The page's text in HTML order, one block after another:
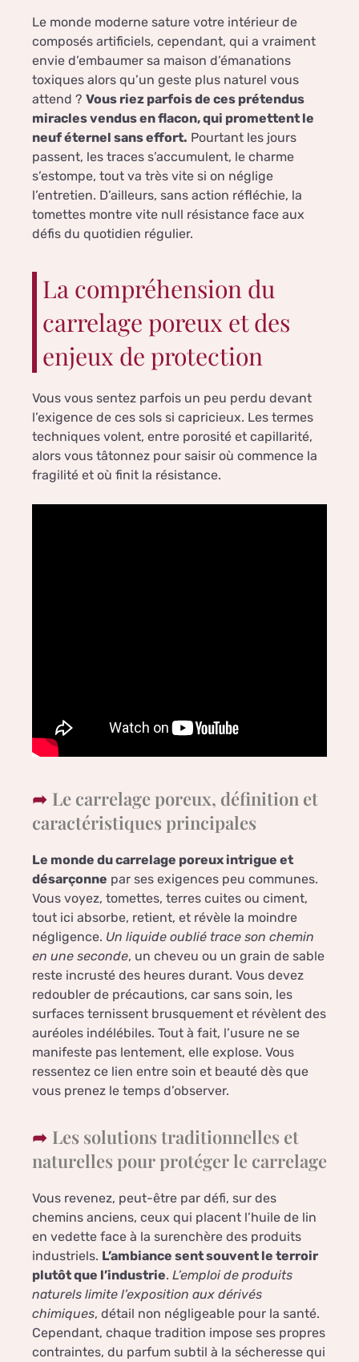
Le monde moderne sature votre intérieur de
composés artificiels, cependant, qui a vraiment
envie d’embaumer sa maison d’émanations
toxiques alors qu’un geste plus naturel vous
attend ? Vous riez parfois de ces prétendus
miracles vendus en flacon, qui promettent le
neuf éternel sans effort. Pourtant les jours
passent, les traces s’accumulent, le charme
s’estompe, tout va très vite si on néglige
l’entretien. D’ailleurs, sans action réfléchie, la
tomettes montre vite null résistance face aux
défis du quotidien régulier.
La compréhension du
carrelage poreux et des
enjeux de protection
Vous vous sentez parfois un peu perdu devant
l’exigence de ces sols si capricieux. Les termes
techniques volent, entre porosité et capillarité,
alors vous tâtonnez pour saisir où commence la
fragilité et où finit la résistance.
Le carrelage poreux, définition et
caractéristiques principales
Le monde du carrelage poreux intrigue et
désarçonne par ses exigences peu communes.
Vous voyez, tomettes, terres cuites ou ciment,
tout ici absorbe, retient, et révèle la moindre
négligence. Un liquide oublié trace son chemin
en une seconde, un cheveu ou un grain de sable
reste incrusté des heures durant. Vous devez
redoubler de précautions, car sans soin, les
surfaces ternissent brusquement et révèlent des
auréoles indélébiles. Tout à fait, l’usure ne se
manifeste pas lentement, elle explose. Vous
ressentez ce lien entre soin et beauté dès que
vous prenez le temps d’observer.
Les solutions traditionnelles et
naturelles pour protéger le carrelage
Vous revenez, peut-être par défi, sur des
chemins anciens, ceux qui placent l’huile de lin
en vedette face à la surenchère des produits
industriels. L’ambiance sent souvent le terroir
plutôt que l’industrie. L’emploi de produits
naturels limite l’exposition aux dérivés
chimiques, détail non négligeable pour la santé.
Cependant, chaque tradition impose ses propres
contraintes, du parfum subtil à la sécheresse qui